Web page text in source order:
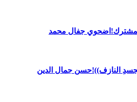
جفال محمد
النازف))!حسن جمال الدين